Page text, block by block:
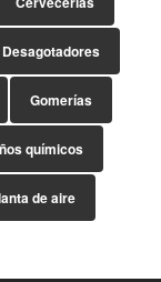
Desagotadores
Gomerías
químicos
de aire